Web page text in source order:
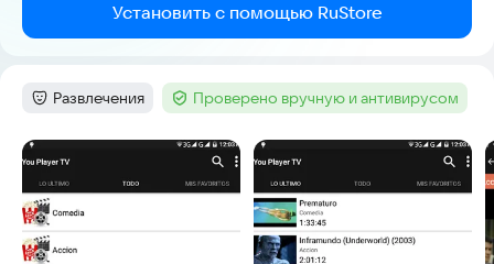
Установить с помощью RuStore
Категория:
Развлечения Тег :Проверено вручную и антивирусом
Скриншоты